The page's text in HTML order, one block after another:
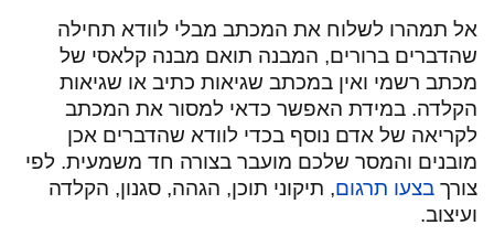
אל תמהרו לשלוח את המכתב מבלי לוודא תחילה
שהדברים ברורים, המבנה תואם מבנה קלאסי של
מכתב רשמי ואין במכתב שגיאות כתיב או שגיאות
הקלדה. במידת האפשר כדאי למסור את המכתב
לקריאה של אדם נוסף בכדי לוודא שהדברים אכן
מובנים והמסר שלכם מועבר בצורה חד משמעית. לפי
צורך בצעו תרגום, תיקוני תוכן, הגהה, סגנון, הקלדה
ועיצוב.